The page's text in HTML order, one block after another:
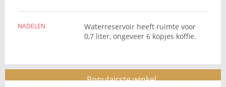
NADELEN
Waterreservoir heeft ruimte voor
0,7 liter, ongeveer 6 kopjes koffie.
Populairste winkel